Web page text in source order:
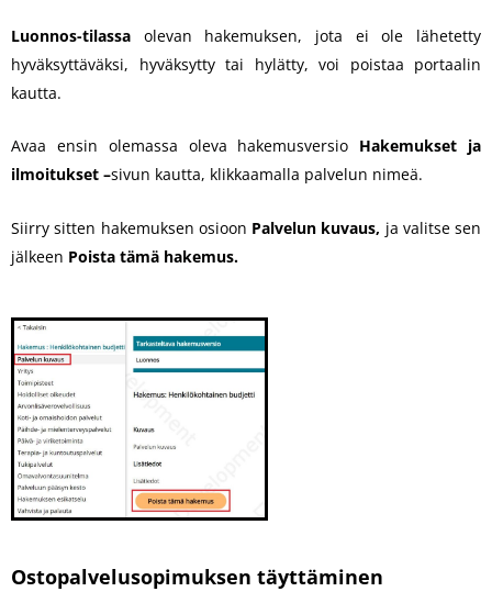
Luonnos-tilassa olevan hakemuksen, jota ei ole lähetetty
hyväksyttäväksi, hyväksytty tai hylätty, voi poistaa portaalin
kautta.
Avaa ensin olemassa oleva hakemusversio Hakemukset ja
ilmoitukset –sivun kautta, klikkaamalla palvelun nimeä.
Siirry sitten hakemuksen osioon Palvelun kuvaus, ja valitse sen
jälkeen Poista tämä hakemus.
Ostopalvelusopimuksen täyttäminen